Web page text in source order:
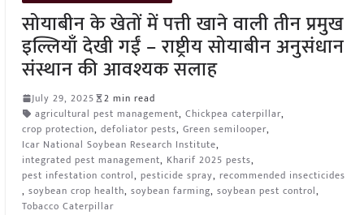
सोयाबीन के खेतों में पत्ती खाने वाली तीन प्रमुख
इल्लियाँ देखी गईं – राष्ट्रीय सोयाबीन अनुसंधान
संस्थान की आवश्यक सलाह
July 29, 2025
2 min read
agricultural pest management, Chickpea caterpillar,
crop protection, defoliator pests, Green semilooper,
Icar National Soybean Research Institute,
integrated pest management, Kharif 2025 pests,
pest infestation control, pesticide spray, recommended insecticides
, soybean crop health, soybean farming, soybean pest control,
Tobacco Caterpillar